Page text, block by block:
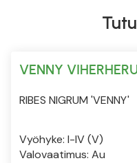
VENNY
RIBES NIGRUM 'VENNY'
Vyöhyke: I-IV (V)
Valovaatimus: Au